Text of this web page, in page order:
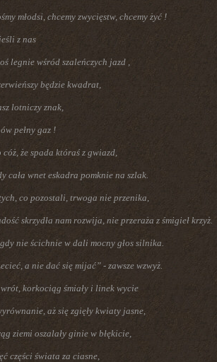
młodsi, chcemy zwycięstw, chcemy żyć !
z nas
legnie wśród szaleńczych jazd ,
będzie kwadrat,
lotniczy znak,
pełny gaz !
cóż, że spada któraś z gwiazd,
cała wnet eskadra pomknie na szlak.
co pozostali, trwoga nie przenika,
skrzydła nam rozwija, nie przeraża z śmigieł krzyż.
nie ścichnie w dali mocny głos silnika.
a nie dać się mijać” - zawsze wzwyż.
korkociąg śmiały i linek wycie
aż się zgięły kwiaty jasne,
ziemi oszalały ginie w błękicie,
części świata za ciasne,